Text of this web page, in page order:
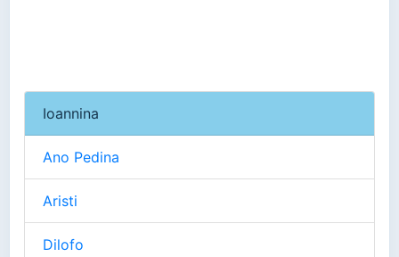
Ioannina
Ano Pedina
Aristi
Dilofo